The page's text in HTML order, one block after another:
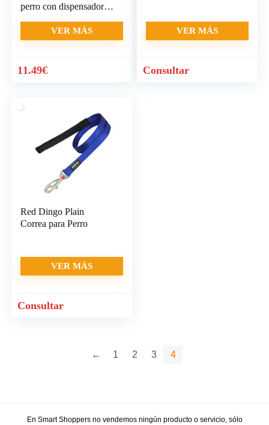
perro con dispensador y
VER MÁS
11.49€
VER MÁS
Consultar
Red Dingo Plain
Correa para Perro
VER MÁS
Consultar
← 1 2 3 4
En Smart Shoppers no vendemos ningún producto o servicio, sólo